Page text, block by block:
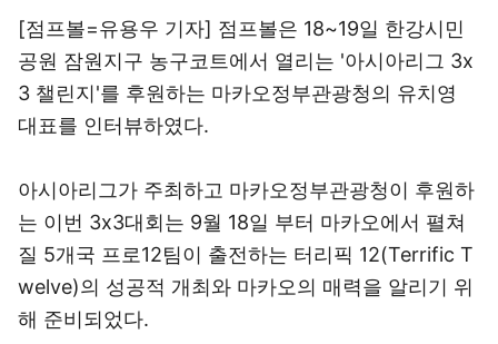
[점프볼=유용우 기자] 점프볼은 18~19일 한강시민
공원 잠원지구 농구코트에서 열리는 '아시아리그 3x
3 챌린지'를 후원하는 마카오정부관광청의 유치영
대표를 인터뷰하였다.
아시아리그가 주최하고 마카오정부관광청이 후원하
는 이번 3x3대회는 9월 18일 부터 마카오에서 펼쳐
질 5개국 프로12팀이 출전하는 터리픽 12(Terrific T
welve)의 성공적 개최와 마카오의 매력을 알리기 위
해 준비되었다.